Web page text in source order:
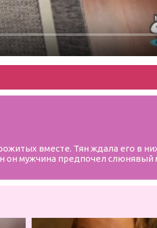
вместе. Тян ждала его в
он мужчина предпочел слюнявый